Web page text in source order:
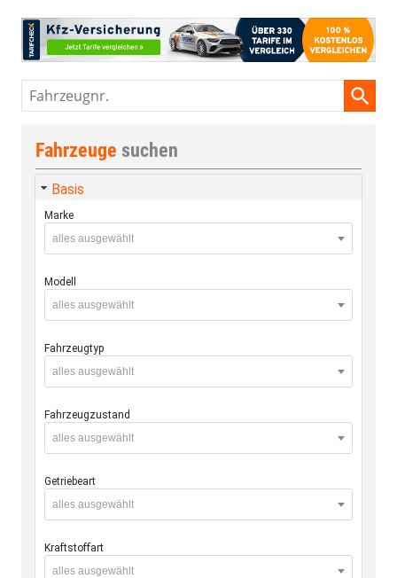
Fahrzeugnr.
Fahrzeuge suchen
Basis
Marke
alles ausgewählt
Modell
alles ausgewählt
Fahrzeugtyp
alles ausgewählt
Fahrzeugzustand
alles ausgewählt
Getriebeart
alles ausgewählt
Kraftstoffart
alles ausgewählt